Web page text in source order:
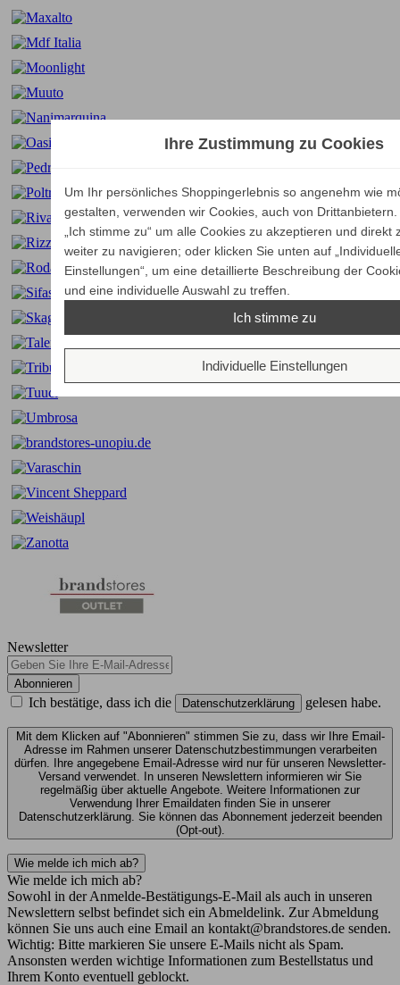
Newsletter
Abonnieren
Ich bestätige, dass ich die Datenschutzerklärung gelesen habe.
Mit dem Klicken auf "Abonnieren" stimmen Sie zu, dass wir Ihre Email-
Adresse im Rahmen unserer Datenschutzbestimmungen verarbeiten
dürfen. Ihre angegebene Email-Adresse wird nur für unseren Newsletter-
Versand verwendet. In unseren Newslettern informieren wir Sie
regelmäßig über aktuelle Angebote. Weitere Informationen zur
Verwendung Ihrer Emaildaten finden Sie in unserer
Datenschutzerklärung. Sie können das Abonnement jederzeit beenden
(Opt-out).
Wie melde ich mich ab?
Wie melde ich mich ab?
Sowohl in der Anmelde-Bestätigungs-E-Mail als auch in unseren
Newslettern selbst befindet sich ein Abmeldelink. Zur Abmeldung
können Sie uns auch eine Email an kontakt@brandstores.de senden.
Wichtig: Bitte markieren Sie unsere E-Mails nicht als Spam.
Ansonsten werden wichtige Informationen zum Bestellstatus und
Ihrem Konto eventuell geblockt.
Ihre Zustimmung zu Cookies
Um Ihr persönliches Shoppingerlebnis so angenehm wie
gestalten, verwenden wir Cookies, auch von
„Ich stimme zu“ um alle Cookies zu akzeptieren und direkt
weiter zu navigieren; oder klicken Sie unten auf
Einstellungen“, um eine detaillierte Beschreibung der
und eine individuelle Auswahl zu treffen.
Ich stimme zu
Individuelle Einstellungen